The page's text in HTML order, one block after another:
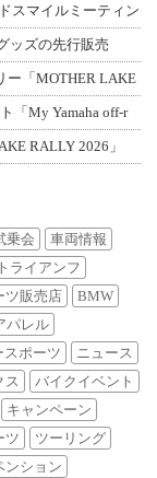
スマイルミーティン
ッズの先行販売
ー「MOTHER LAKE
「My Yamaha off-r
RALLY 2026」
乗会
車両情報
トライアンフ
ツ販売店
BMW
パレル
スポーツ
ニュース
ス
バイクイベント
キャンペーン
ツ
ツーリング
ンション